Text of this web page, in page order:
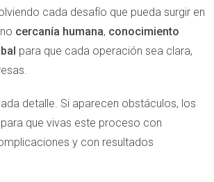
señales de que podrías haber sido
en Idealista, es crucial actuar
te dejamos algunos pasos que puedes
información:Guarda todos los
mensajes y capturas de
con la transacción.
Informa sobre la situación a
al cliente para que puedan
cada desafío que pueda surgir en
cercanía humana, conocimiento
para que cada operación sea clara,
detalle. Si aparecen obstáculos, los
que vivas este proceso con
y con resultados